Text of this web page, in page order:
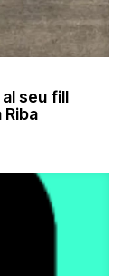
seu fill